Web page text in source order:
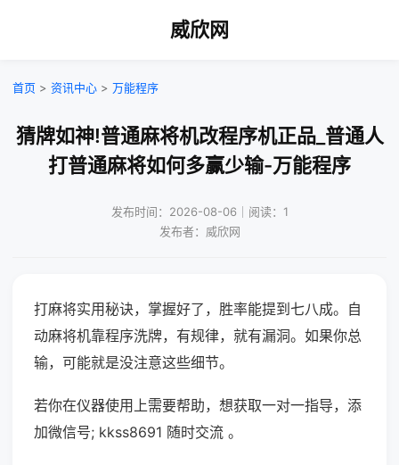
威欣网
首页 > 资讯中心 > 万能程序
猜牌如神!普通麻将机改程序机正品_普通人
打普通麻将如何多赢少输-万能程序
发布时间：2026-08-06｜阅读：1
发布者：威欣网
打麻将实用秘诀，掌握好了，胜率能提到七八成。自
动麻将机靠程序洗牌，有规律，就有漏洞。如果你总
输，可能就是没注意这些细节。
若你在仪器使用上需要帮助，想获取一对一指导，添
加微信号; kkss8691 随时交流 。